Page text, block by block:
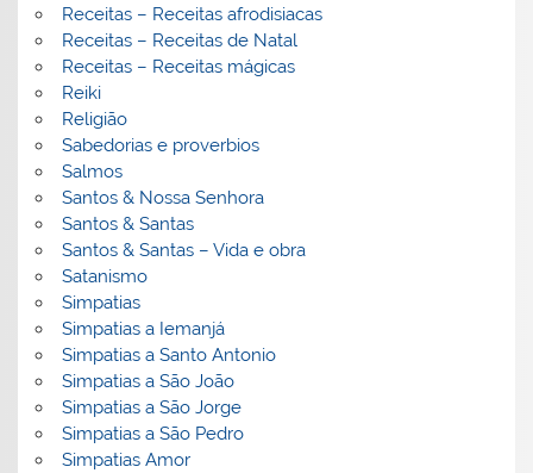
Receitas – Receitas afrodisiacas
Receitas – Receitas de Natal
Receitas – Receitas mágicas
Reiki
Religião
Sabedorias e proverbios
Salmos
Santos & Nossa Senhora
Santos & Santas
Santos & Santas – Vida e obra
Satanismo
Simpatias
Simpatias a Iemanjá
Simpatias a Santo Antonio
Simpatias a São João
Simpatias a São Jorge
Simpatias a São Pedro
Simpatias Amor